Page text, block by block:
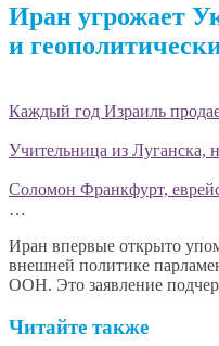
Иран угрожает
и
Каждый год Израиль
Учительница из Луганска,
Соломон Франкфурт,
…
Иран впервые открыто
внешней политике
ООН. Это заявление
Читайте также